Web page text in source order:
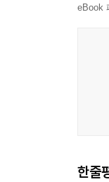
eBook
한줄